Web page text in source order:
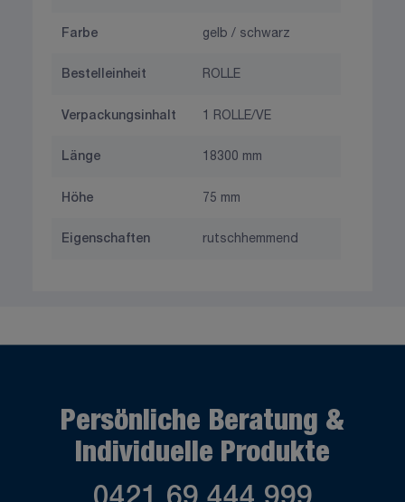
Farbe gelb / schwarz
Bestelleinheit ROLLE
Verpackungsinhalt 1 ROLLE/VE
Länge 18300 mm
Höhe 75 mm
Eigenschaften rutschhemmend
Persönliche Beratung &
Individuelle Produkte